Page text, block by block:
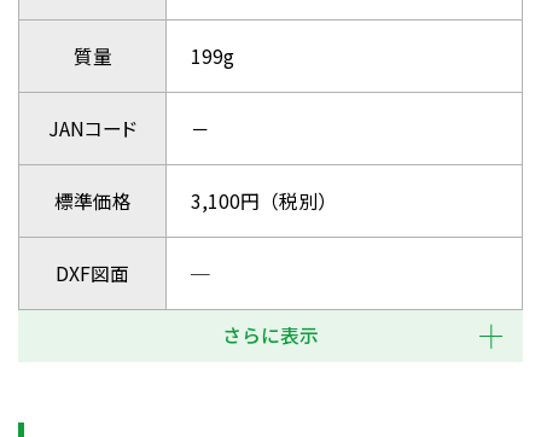
質量 199g
JANコード －
標準価格 3,100円（税別）
DXF図面 ─
さらに表示